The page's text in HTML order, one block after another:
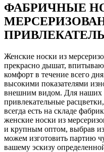
ФАБРИЧНЫЕ
Женские носки из
прекрасно дышат,
комфорт в течение всего
высокими показателями
внешним видом. Для наших
привлекательные
всегда есть на складе
женские носки из
и крупным оптом, выбрав
можем изготовить партию
вашему эскизу